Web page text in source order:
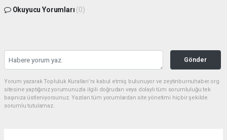
Okuyucu Yorumları (0)
Gönder
Yorum yazarak Topluluk Kuralları’nı kabul etmiş bulunuyor ve zeytinburnuhaber.org
sitesine yaptığınız yorumunuzla ilgili doğrudan veya dolaylı tüm sorumluluğu tek
başınıza üstleniyorsunuz. Yazılan tüm yorumlardan site yönetimi hiçbir şekilde
sorumlu tutulamaz.